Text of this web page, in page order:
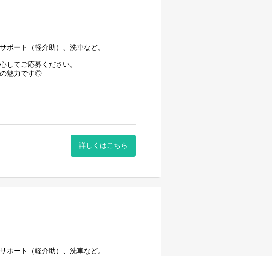
ポート（軽介助）、洗車など。
してご応募ください。
の魅力です◎
詳しくはこちら
ポート（軽介助）、洗車など。